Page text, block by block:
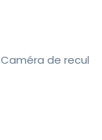
Caméra de recul